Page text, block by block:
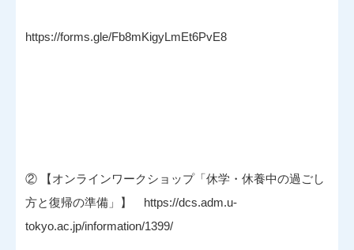
https://forms.gle/Fb8mKigyLmEt6PvE8
② 【オンラインワークショップ「休学・休養中の過ごし
方と復帰の準備」】 https://dcs.adm.u-
tokyo.ac.jp/information/1399/